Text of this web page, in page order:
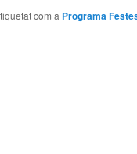
com a Programa